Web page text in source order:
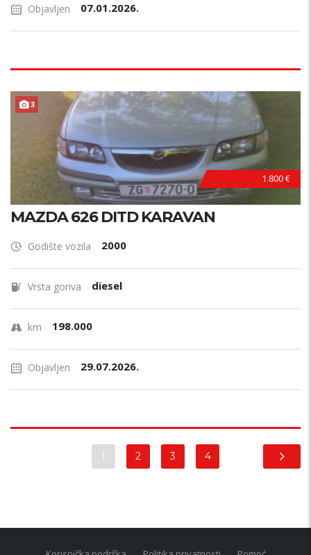
Objavljen 07.01.2026.
3
1.800 €
MAZDA 626 DITD KARAVAN
Godište vozila 2000
Vrsta goriva diesel
km 198.000
Objavljen 29.07.2026.
1 2 3 4